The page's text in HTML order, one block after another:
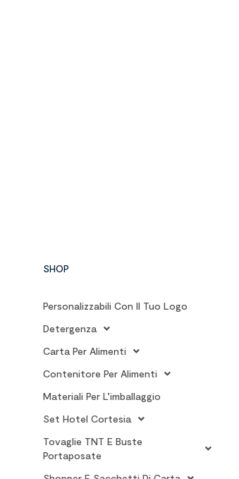
SHOP
Personalizzabili Con Il Tuo Logo
Detergenza
Carta Per Alimenti
Contenitore Per Alimenti
Materiali Per L’imballaggio
Set Hotel Cortesia
Tovaglie TNT E Buste
Portaposate